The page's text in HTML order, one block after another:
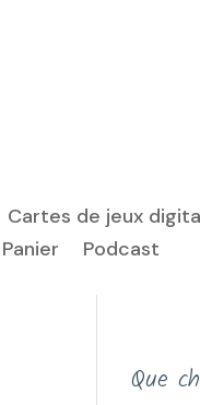
Cartes de jeux
Panier
Podcast
Que